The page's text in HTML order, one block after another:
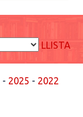
LLISTA
- 2025 - 2022